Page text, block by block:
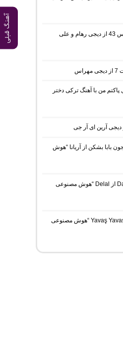
آهنگ قبلی دانلود ریمیکس موزیک باکس 43 از دیجی رهام و علی
من با آهنگ ترکی دختر
دیجی آرین ای آر جی
بابا بشکن از آریانا “هوش
دانلود آهنگ Dawet a Kurda از Delal “هوش مصنوعی
دانلود آهنگ Yavaş Yavaş Derin Derin “هوش مصنوعی